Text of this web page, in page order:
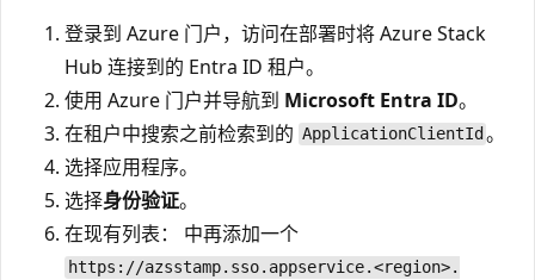
登录到 Azure 门户，访问在部署时将 Azure Stack
Hub 连接到的 Entra ID 租户。
使用 Azure 门户并导航到 Microsoft Entra ID。
在租户中搜索之前检索到的 ApplicationClientId 。
选择应用程序。
选择身份验证。
在现有列表：
中再添加一个
https://azsstamp.sso.appservice.<region>.